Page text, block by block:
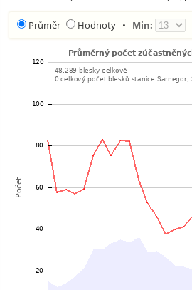
Průměr Hodnoty • Min: